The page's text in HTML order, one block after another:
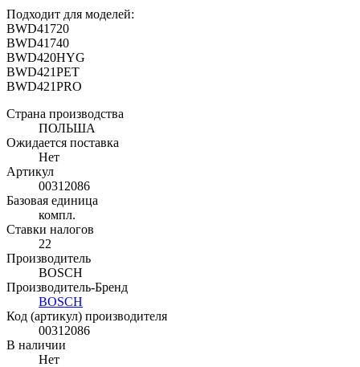
Подходит для моделей:
BWD41720
BWD41740
BWD420HYG
BWD421PET
BWD421PRO
Страна производства
ПОЛЬША
Ожидается поставка
Нет
Артикул
00312086
Базовая единица
компл.
Ставки налогов
22
Производитель
BOSCH
Производитель-Бренд
BOSCH
Код (артикул) производителя
00312086
В наличии
Нет